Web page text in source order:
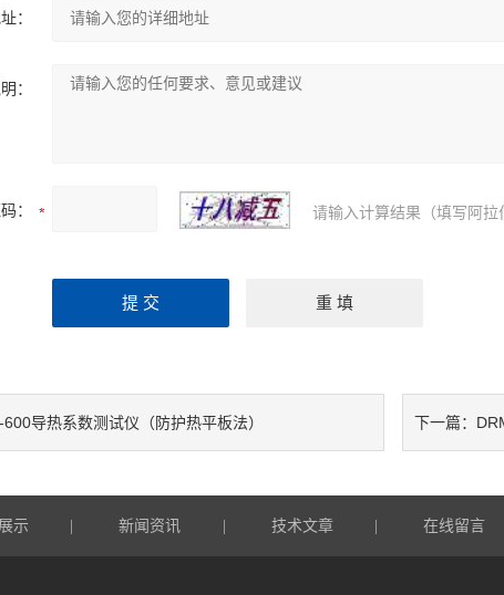
：
：
： 请输入计算结果（填写阿
600导热系数测试仪（防护热平板法） 下一篇：
示 新闻资讯 技术文章 在线留言